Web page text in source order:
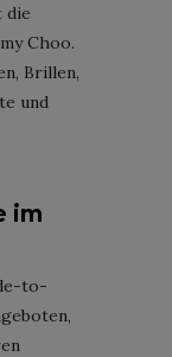
die
Choo.
Brillen,
und
im
to-